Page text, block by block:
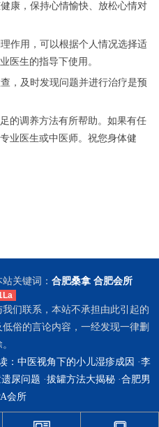
康，保持心情愉快、放松心情对
作用，可以根据个人情况选择适
医生的指导下使用。
，及时发现问题并进行治疗是预
的调养方法有所帮助。如果有任
业医生或中医师。祝您身体健
关键词： 合肥桑拿 合肥会所
们联系，本站不承担由此引起的
俗的言论内容，一经发现一律删
：中医视角下的小儿湿疹成因 ·李
尿问题 ·拔罐方法大揭秘 ·合肥男
会所